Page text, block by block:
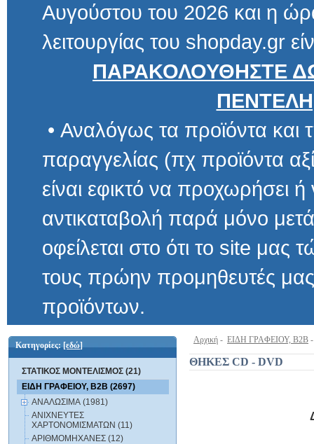
Αυγούστου του 2026 και η
λειτουργίας του shopday.gr
ΠΑΡΑΚΟΛΟΥΘΗΣΤΕ
• Αναλόγως τα προϊόντα και
παραγγελίας (πχ προϊόντα αξίας
είναι εφικτό να προχωρήσει ή να
αντικαταβολή παρά μόνο μετά
οφείλεται στο ότι το site μας τώρα
τους πρώην προμηθευτές μας
προϊόντων.
Κατηγορίες:[εδώ]
ΣΤΑΤΙΚΟΣ ΜΟΝΤΕΛΙΣΜΟΣ (21)
ΕΙΔΗ ΓΡΑΦΕΙΟΥ, B2B (2697)
ΑΝΑΛΩΣΙΜΑ (1981)
ΑΝΙΧΝΕΥΤΕΣ
ΧΑΡΤΟΝΟΜΙΣΜΑΤΩΝ (11)
ΑΡΙΘΜΟΜΗΧΑΝΕΣ (12)
Αρχική - ΕΙΔΗ ΓΡΑΦΕΙΟΥ, B2B
ΘΗΚΕΣ CD - DVD